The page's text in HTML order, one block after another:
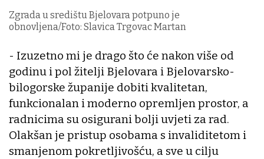
Zgrada u središtu Bjelovara potpuno je
obnovljena/Foto: Slavica Trgovac Martan
- Izuzetno mi je drago što će nakon više od
godinu i pol žitelji Bjelovara i Bjelovarsko-
bilogorske županije dobiti kvalitetan,
funkcionalan i moderno opremljen prostor, a
radnicima su osigurani bolji uvjeti za rad.
Olakšan je pristup osobama s invaliditetom i
smanjenom pokretljivošću, a sve u cilju